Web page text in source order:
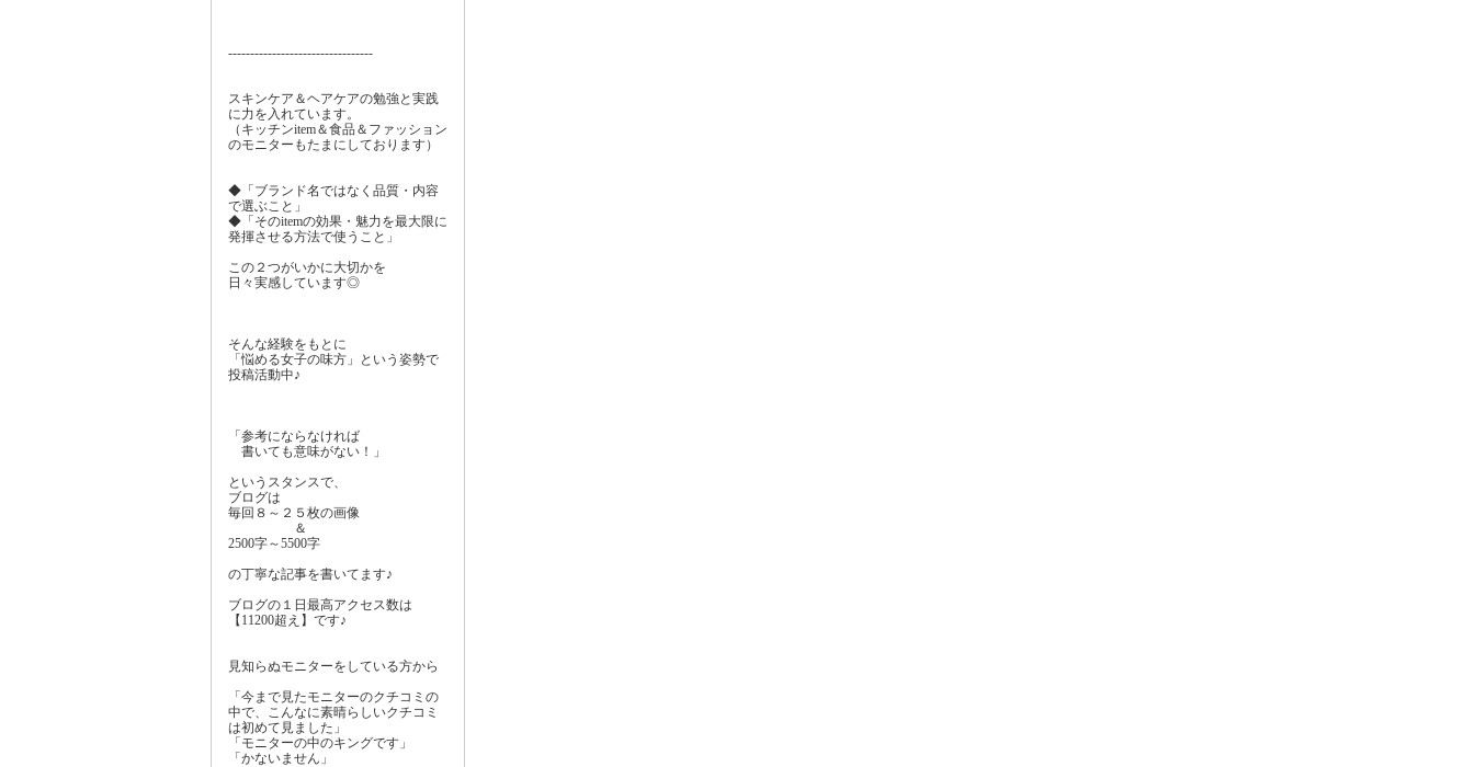
---------------------------------
スキンケア＆ヘアケアの勉強と実践
に力を入れています。
（キッチンitem＆食品＆ファッション
のモニターもたまにしております）
◆「ブランド名ではなく品質・内容
で選ぶこと」
◆「そのitemの効果・魅力を最大限に
発揮させる方法で使うこと」
この２つがいかに大切かを
日々実感しています◎
そんな経験をもとに
「悩める女子の味方」という姿勢で
投稿活動中♪
「参考にならなければ
書いても意味がない！」
というスタンスで、
ブログは
毎回８～２５枚の画像
＆
2500字～5500字
の丁寧な記事を書いてます♪
ブログの１日最高アクセス数は
【11200超え】です♪
見知らぬモニターをしている方から
「今まで見たモニターのクチコミの
中で、こんなに素晴らしいクチコミ
は初めて見ました」
「モニターの中のキングです」
「かないません」